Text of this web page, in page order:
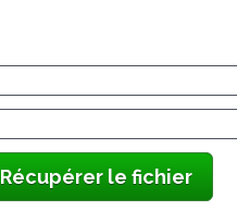
Récupérer le fichier